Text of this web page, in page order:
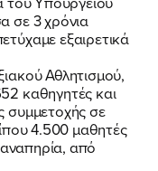
σε 3 χρόνια
εξαιρετικά
Αθλητισμού,
καθηγητές και
συμμετοχής σε
4.500 μαθητές
αναπηρία, από